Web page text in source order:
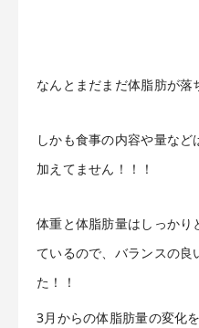
なんとまだまだ体脂肪が落
しかも食事の内容や量な
加えてません！！！
体重と体脂肪量はしっかり
ているので、バランスの良
た！！
3月からの体脂肪量の変化